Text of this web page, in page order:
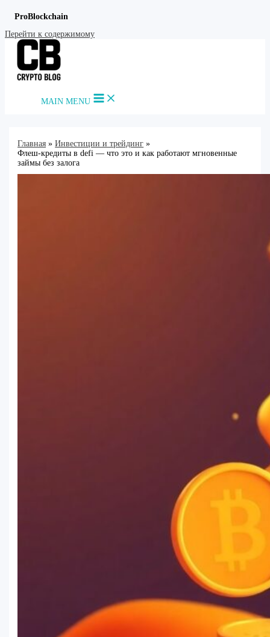
ProBlockchain
Перейти к содержимому
MAIN MENU
Главная
Инвестиции и трейдинг
Флеш-кредиты в defi — что это и как работают мгновенные
займы без залога